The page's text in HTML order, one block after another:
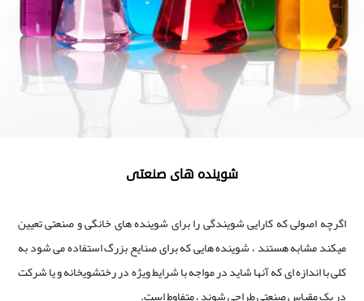
شوینده های صنعتی
اگرچه اصولی که کارایی شویندگی را برای شوینده های خانگی و صنعتی تعیین
میکند مشابه هستند ، شوینده هایی که برای صنایع بزرگ استفاده می شود به
کلی با اندازه ای که آنها شاید در مواجه با شرایط ویژه در رختشویخانه و یا شرکت
در یک مقیاس صنعتی طراحی شوند ، متفاوط است.